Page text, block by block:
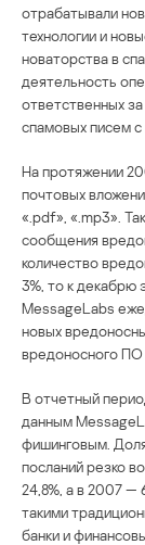
отрабатывали
технологии и
новаторства в
деятельность
ответственных
спамовых писем
На протяжении
почтовых
«.pdf», «.mp3».
сообщения
количество
3%, то к декабрю
MessageLabs
новых
вредоносного ПО
В отчетный
данным
фишинговым.
посланий резко
24,8%, а в 2007 —
такими
банки и